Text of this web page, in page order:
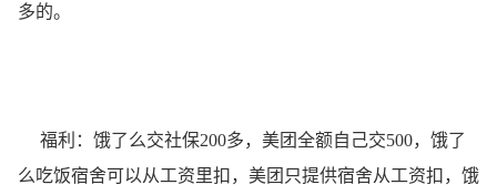
多的。
福利：饿了么交社保200多，美团全额自己交500，饿了
么吃饭宿舍可以从工资里扣，美团只提供宿舍从工资扣，饿